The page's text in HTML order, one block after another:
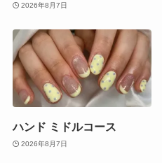
2026年8月7日
ハンド ミドルコース
2026年8月7日